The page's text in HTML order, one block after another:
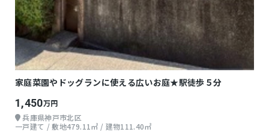
家庭菜園やドッグランに使える広いお庭★駅徒歩５分
1,450万円
兵庫県神戸市北区
一戸建て / 敷地479.11㎡ / 建物111.40㎡